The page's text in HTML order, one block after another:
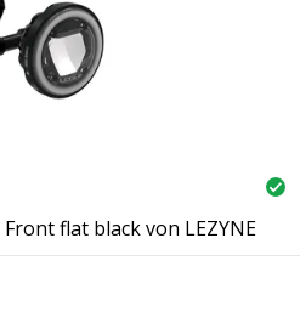
flat black von LEZYNE